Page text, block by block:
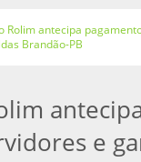
Rolim antecipa
Brandão-PB
e